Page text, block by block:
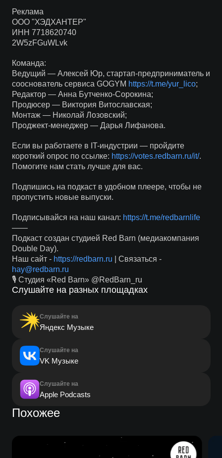
Реклама
ООО "ХЭДХАНТЕР"
ИНН 7718620740
2W5zFGuWLvk
Команда:
Ведущий — Алексей Юр, стартап-предприниматель и
сооснователь сервиса GOGYM https://t.me/yur_lico;
Редактор — Анна Бутченко-Сорокина;
Продюсер — Виктория Витославская;
Монтаж — Николай Лозовский;
Проджект-менеджер — Дарья Лифанова.
Если вы работаете в IT-индустрии — пройдите
короткий опрос по ссылке: https://votes.redbarn.ru/it/.
Помогите нам стать лучше для вас.
Подпишись на подкаст в удобном плеере, чтобы не
пропустить новые выпуски.
Подписывайся на наш канал: https://t.me/redbarnlife
——
Подкаст создан студией Red Barn (медиакомпания
Double Day).
Наш сайт - https://redbarn.ru | Связаться -
hay@redbarn.ru
🎙 Студия «Red Barn» @RedBarn_ru
Слушайте на разных площадках
Слушайте на
Яндекс Музыке
Слушайте на
VK Музыке
Слушайте на
Apple Podcasts
Похожее